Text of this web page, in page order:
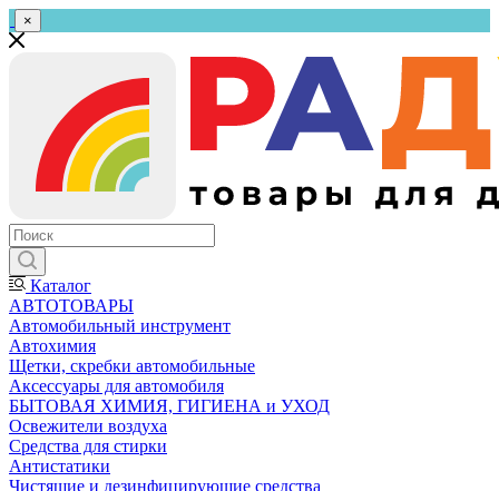
×
Каталог
АВТОТОВАРЫ
Автомобильный инструмент
Автохимия
Щетки, скребки автомобильные
Аксессуары для автомобиля
БЫТОВАЯ ХИМИЯ, ГИГИЕНА и УХОД
Освежители воздуха
Средства для стирки
Антистатики
Чистящие и дезинфицирующие средства